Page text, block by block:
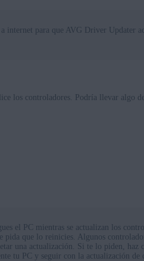
a internet para que AVG Driver Updater
los controladores. Podría llevar algo
el PC mientras se actualizan los
pida que lo reinicies. Algunos
una actualización. Si te lo piden, haz
tu PC y seguir con la actualización de